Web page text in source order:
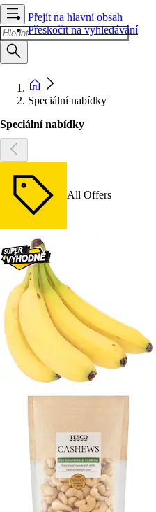
Přejít na hlavní obsah
Přeskočit na vyhledávání
Speciální nabídky
Speciální nabídky
All Offers